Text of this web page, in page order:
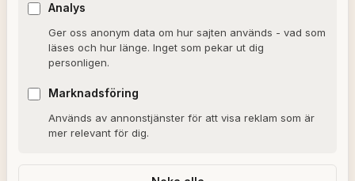
Om Alxmedia
Kontakta oss
Nyhetsbrev
Allmänna villkor
Analys
Ger oss anonym data om hur sajten används - vad som
läses och hur länge. Inget som pekar ut dig
personligen.
Marknadsföring
Används av annonstjänster för att visa reklam som är
mer relevant för dig.